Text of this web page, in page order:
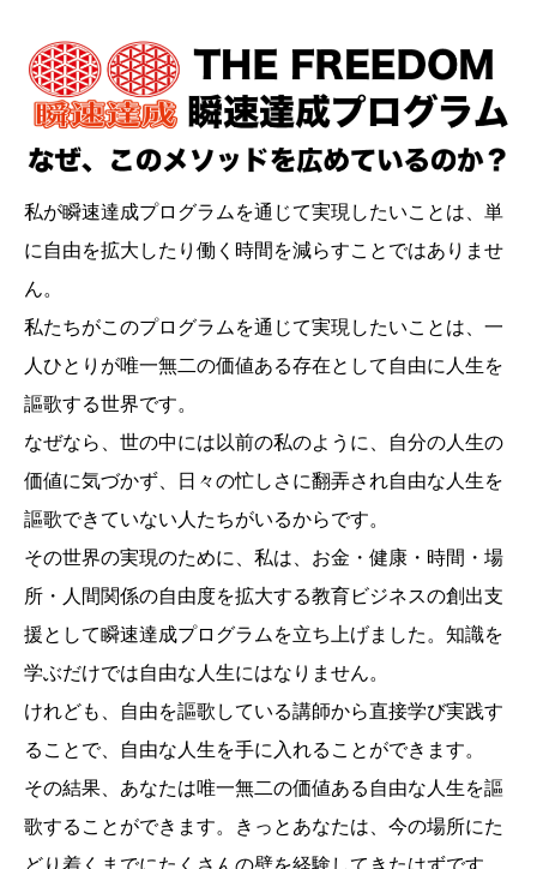
私が瞬速達成プログラムを通じて実現したいことは、単
に自由を拡大したり働く時間を減らすことではありませ
ん。
私たちがこのプログラムを通じて実現したいことは、一
人ひとりが唯一無二の価値ある存在として自由に人生を
謳歌する世界です。
なぜなら、世の中には以前の私のように、自分の人生の
価値に気づかず、日々の忙しさに翻弄され自由な人生を
謳歌できていない人たちがいるからです。
その世界の実現のために、私は、お金・健康・時間・場
所・人間関係の自由度を拡大する教育ビジネスの創出支
援として瞬速達成プログラムを立ち上げました。知識を
学ぶだけでは自由な人生にはなりません。
けれども、自由を謳歌している講師から直接学び実践す
ることで、自由な人生を手に入れることができます。
その結果、あなたは唯一無二の価値ある自由な人生を謳
歌することができます。きっとあなたは、今の場所にた
どり着くまでにたくさんの壁を経験してきたはずです。